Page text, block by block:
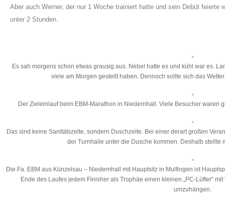
Aber auch Werner, der nur 1 Woche trainiert hatte und sein Debüt
unter 2 Stunden.
Es sah morgens schon etwas grausig aus. Nebel hatte es und kühl war es.
viele am Morgen gestellt haben. Dennoch sollte sich das
Der Zieleinlauf beim EBM-Marathon in Niedernhall. Viele Besucher waren
Das sind keine Sanitätszelte, sondern Duschzelte. Bei einer derart großen
der Turnhalle unter die Dusche kommen. Deshalb stellte
Die Fa. EBM aus Künzelsau – Niedernhall mit Hauptsitz in Mulfingen ist
Ende des Laufes jedem Finisher als Trophäe einen kleinen „PC-Lüfter“
umzuhängen.